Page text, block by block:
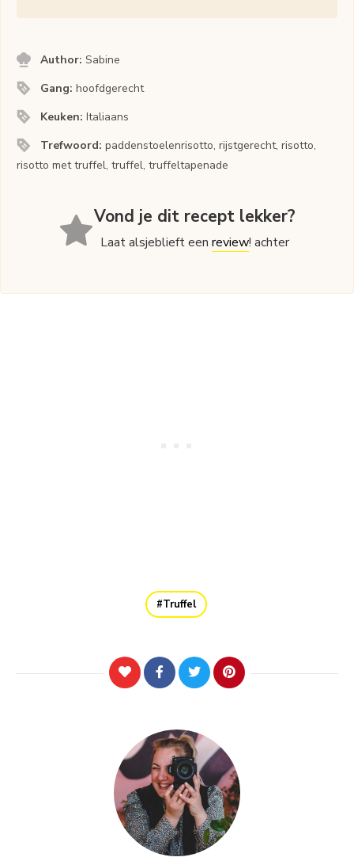
Author:Sabine
Gang:hoofdgerecht
Keuken:Italiaans
Trefwoord:paddenstoelenrisotto, rijstgerecht, risotto,
risotto met truffel, truffel, truffeltapenade
Vond je dit recept lekker?
Laat alsjeblieft eenreview! achter
Truffel